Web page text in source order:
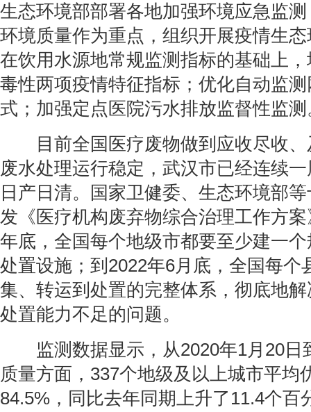
生态环境部部署各地加强环境应急监
环境质量作为重点，组织开展疫情生
在饮用水源地常规监测指标的基础上
毒性两项疫情特征指标；优化自动监
式；加强定点医院污水排放监督性监测
目前全国医疗废物做到应收尽收、
废水处理运行稳定，武汉市已经连续
日产日清。国家卫健委、生态环境部
发《医疗机构废弃物综合治理工作方
年底，全国每个地级市都要至少建一
处置设施；到2022年6月底，全国每个
集、转运到处置的完整体系，彻底地
处置能力不足的问题。
监测数据显示，从2020年1月20日
质量方面，337个地级及以上城市平均
84.5%，同比去年同期上升了11.4个百